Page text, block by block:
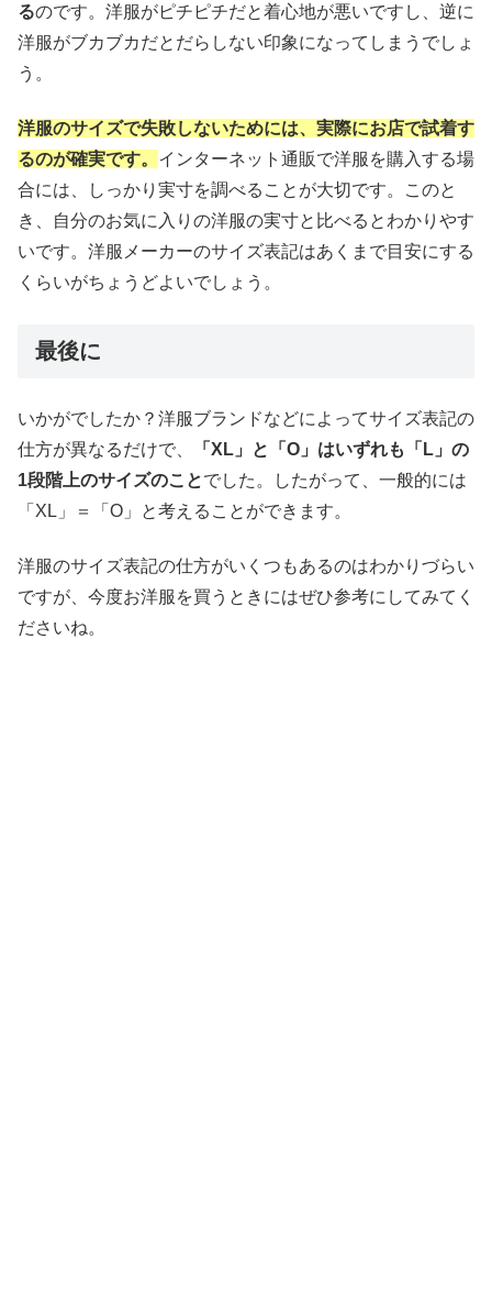
るのです。洋服がピチピチだと着心地が悪いですし、逆に
洋服がブカブカだとだらしない印象になってしまうでしょ
う。
洋服のサイズで失敗しないためには、実際にお店で試着す
るのが確実です。 インターネット通販で洋服を購入する場
合には、しっかり実寸を調べることが大切です。このと
き、自分のお気に入りの洋服の実寸と比べるとわかりやす
いです。洋服メーカーのサイズ表記はあくまで目安にする
くらいがちょうどよいでしょう。
最後に
いかがでしたか？洋服ブランドなどによってサイズ表記の
仕方が異なるだけで、
「XL」と「O」はいずれも「L」の
1段階上のサイズのことでした。したがって、一般的には
「XL」＝「O」と考えることができます。
洋服のサイズ表記の仕方がいくつもあるのはわかりづらい
ですが、今度お洋服を買うときにはぜひ参考にしてみてく
ださいね。